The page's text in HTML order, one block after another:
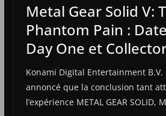
Metal Gear Solid V:
Phantom Pain :
Day One et
Konami Digital Entertainment B.V.
annoncé que la conclusion tant
l’expérience METAL GEAR SOLID,